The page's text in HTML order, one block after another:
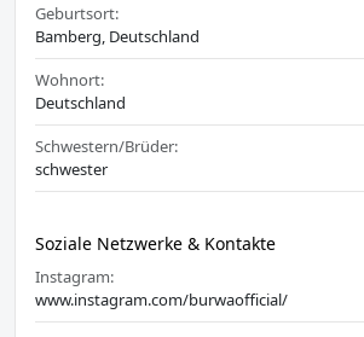
Geburtsort:
Bamberg, Deutschland
Wohnort:
Deutschland
Schwestern/Brüder:
schwester
Soziale Netzwerke & Kontakte
Instagram:
www.instagram.com/burwaofficial/